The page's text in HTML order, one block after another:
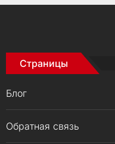
Страницы
Блог
Обратная связь